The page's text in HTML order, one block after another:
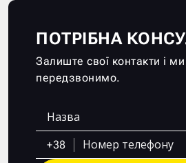
ПОТРІБНА
Залиште свої контакти і
передзвонимо.
+38